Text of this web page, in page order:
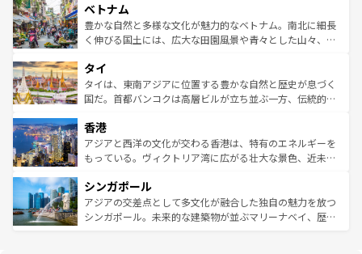
参照してほしい。
容にもいいと評判のスイーツなど、バラエティ豊かな料理
が味わえる。 なお、新着の台湾情報は コンテンツ一覧を参
照してほしい。
き、地方に足を延ばせば四季折々の自然美を楽しむことが
できる。そして、キムチや焼肉、絶品のストリートフード
まで、さまざまな韓国料理が待っている。夜には、韓国な
リティに包まれながら、韓国の多彩な魅力を心ゆくまで味
わってみてほしい。 なお、新着の韓国情報はコンテンツ一
覧を参照してほしい。
ベトナム
豊かな自然と多様な文化が魅力的なベトナム。南北に細長
く伸びる国土には、広大な田園風景や青々とした山々、世
急速な発展と共に伝統が息づく。ハノイの古い町並みやホ
ーチミン市のフランス統治時代の建物も、独特の雰囲気を
醸し出している。また、バラエティの豊かさとおいしさで
とつ。フォーやバインミー、ベトナムコーヒーなどは、ぜ
ひ現地で味わいたい。どの地域を訪れてもあたたかい人々
が旅行者を迎えてくれるので、きっと忘れられない旅にな
参照してほしい。
タイ
タイは、東南アジアに位置する豊かな自然と歴史が息づく
国だ。首都バンコクは高層ビルが立ち並ぶ一方、伝統的な
の活気が交差している。北部ではチェンマイなどの山岳地
帯で自然と触れ合い、南部ではプーケットやクラビの美し
いビーチでリゾート気分を楽しむことができる。タイ料理
激する。気候は一年中温暖で、どの季節にも異なる楽しみ
が待っている。親しみやすいタイの人々、仏教を中心とし
た文化、そして多様な観光資源が、訪れる旅人を魅了し続
香港
アジアと西洋の文化が交わる香港は、特有のエネルギーを
もっている。ヴィクトリア湾に広がる壮大な景色、近未来
み、どこを訪れても感動するはず。観光スポットが密集し
ており、効率よく見どころを回れるのも魅力。息をのむよ
うな絶景から文化的な体験まで、香港を存分に楽しみ尽く
シンガポール
アジアの交差点として多文化が融合した独自の魅力を放つ
シンガポール。未来的な建築物が並ぶマリーナベイ、歴史